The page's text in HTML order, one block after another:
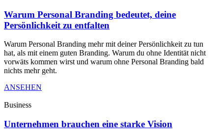
Warum Personal Branding bedeutet, deine
Persönlichkeit zu entfalten
Warum Personal Branding mehr mit deiner Persönlichkeit zu tun
hat, als mit einem guten Branding. Warum du ohne Identität nicht
vorwäts kommen wirst und warum ohne Personal Branding bald
nichts mehr geht.
ANSEHEN
Business
Unternehmen brauchen eine starke Vision